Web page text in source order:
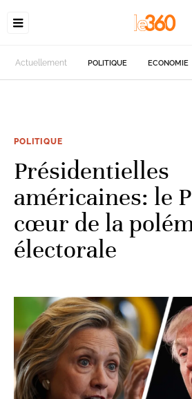
Actuellement POLITIQUE ECONOMIE
POLITIQUE
Présidentielles
américaines: le
cœur de la
électorale